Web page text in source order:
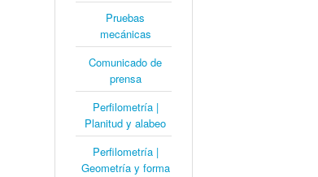
Pruebas
mecánicas
Comunicado de
prensa
Perfilometría |
Planitud y alabeo
Perfilometría |
Geometría y forma